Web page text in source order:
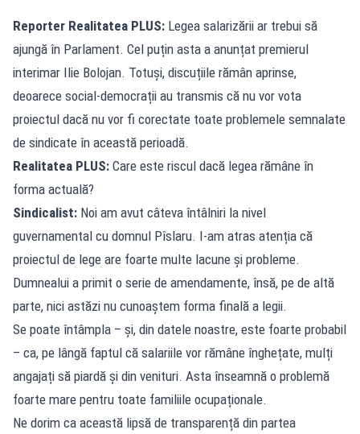
Reporter Realitatea PLUS: Legea salarizării ar trebui să
ajungă în Parlament. Cel puțin asta a anunțat premierul
interimar Ilie Bolojan. Totuși, discuțiile rămân aprinse,
deoarece social-democrații au transmis că nu vor vota
proiectul dacă nu vor fi corectate toate problemele semnalate
de sindicate în această perioadă.
Realitatea PLUS: Care este riscul dacă legea rămâne în
forma actuală?
Sindicalist: Noi am avut câteva întâlniri la nivel
guvernamental cu domnul Pîslaru. I-am atras atenția că
proiectul de lege are foarte multe lacune și probleme.
Dumnealui a primit o serie de amendamente, însă, pe de altă
parte, nici astăzi nu cunoaștem forma finală a legii.
Se poate întâmpla – și, din datele noastre, este foarte probabil
– ca, pe lângă faptul că salariile vor rămâne înghețate, mulți
angajați să piardă și din venituri. Asta înseamnă o problemă
foarte mare pentru toate familiile ocupaționale.
Ne dorim ca această lipsă de transparență din partea